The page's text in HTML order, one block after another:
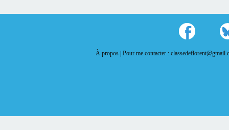
À propos |Pour me contacter :